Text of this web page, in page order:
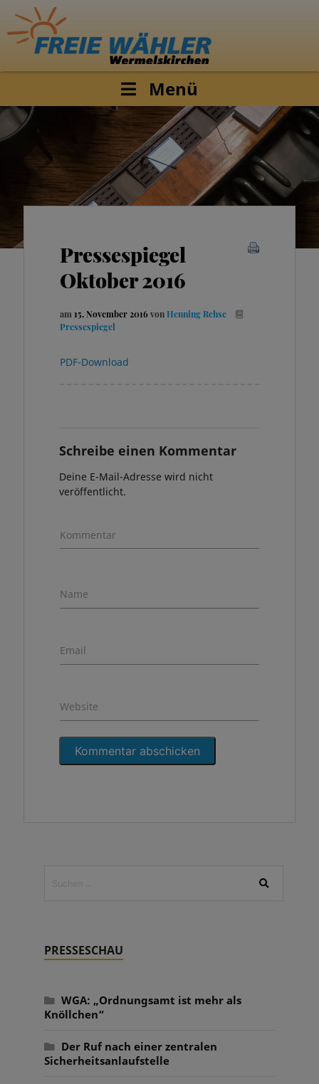
Menü
Pressespiegel
Oktober 2016
am 15. November 2016von Henning Rehse
Pressespiegel
PDF-Download
Schreibe einen Kommentar
Deine E-Mail-Adresse wird nicht
veröffentlicht.
Kommentar
Name
Email
Website
PRESSESCHAU
WGA: „Ordnungsamt ist mehr als
Knöllchen“
Der Ruf nach einer zentralen
Sicherheitsanlaufstelle